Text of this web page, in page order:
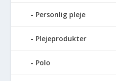
Personlig pleje
Plejeprodukter
Polo